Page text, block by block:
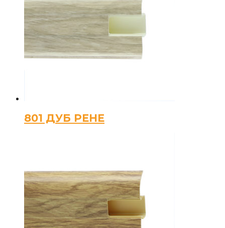
801 ДУБ РЕНЕ